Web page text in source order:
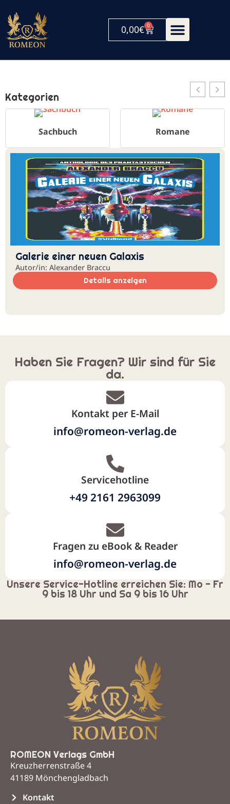
0,00€ 0
Kategorien
Sachbuch Romane
Galerie einer neuen Galaxis
Autor/in: Alexander Braccu
Details anzeigen
Haben Sie Fragen? Wir sind für Sie
da.
Kontakt per E-Mail
info@romeon-verlag.de
Servicehotline
+49 2161 2963099
Fragen zu eBook & Reader
info@romeon-verlag.de
Unsere Service-Hotline erreichen Sie: Mo - Fr
9 bis 18 Uhr und Sa 9 bis 16 Uhr
ROMEON Verlags GmbH
Kreuzherrenstraße 4
41189 Mönchengladbach
Kontakt